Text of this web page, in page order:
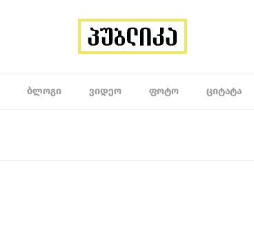
ᲑᲚᲝᲒᲘ ᲕᲘᲓᲔᲝ ᲤᲝᲢᲝ ᲪᲘᲢᲐᲢᲐ